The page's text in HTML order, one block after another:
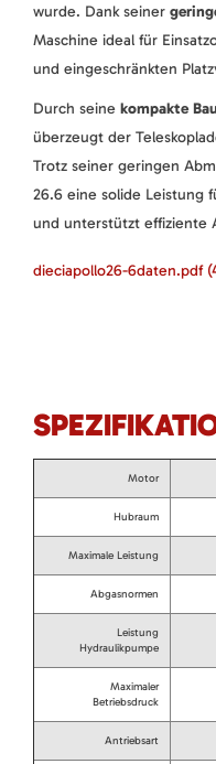
wurde. Dank seiner
Maschine ideal für
und eingeschränkten
Durch seine kompakte
überzeugt der
Trotz seiner geringen
26.6 eine solide Leistung
und unterstützt effiziente
dieciapollo26-6daten.pdf
Motor
Hubraum
Maximale Leistung
Abgasnormen
Leistung
Hydraulikpumpe
Maximaler
Betriebsdruck
Antriebsart